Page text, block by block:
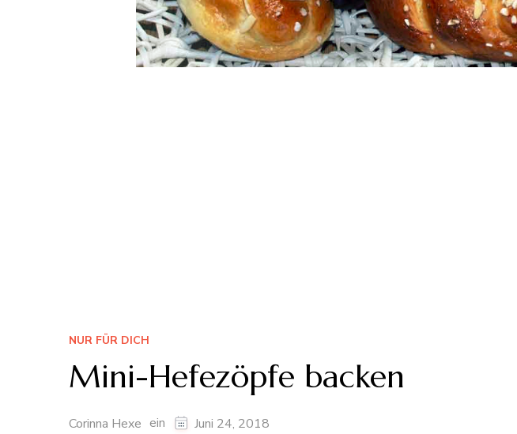
NUR FÜR DICH
Mini-Hefezöpfe backen
Corinna Hexe ein Juni 24, 2018